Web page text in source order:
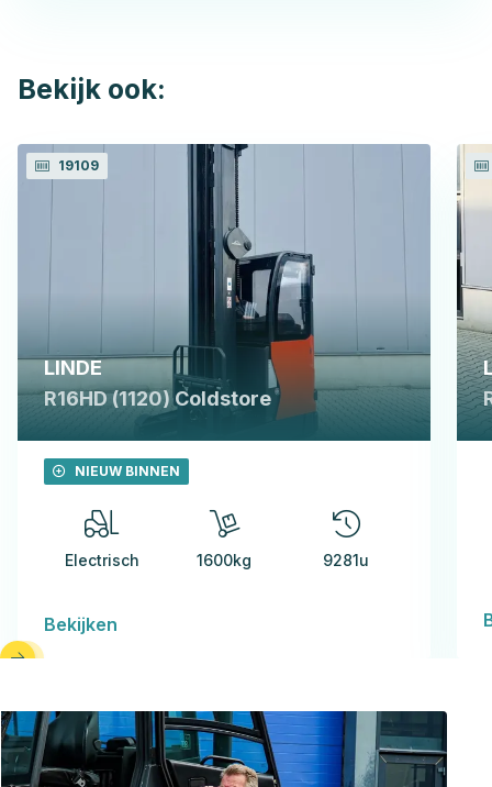
Bekijk ook:
19109
LINDE
R16HD (1120) Coldstore
NIEUW BINNEN
Electrisch 1600kg 9281u
Bekijken